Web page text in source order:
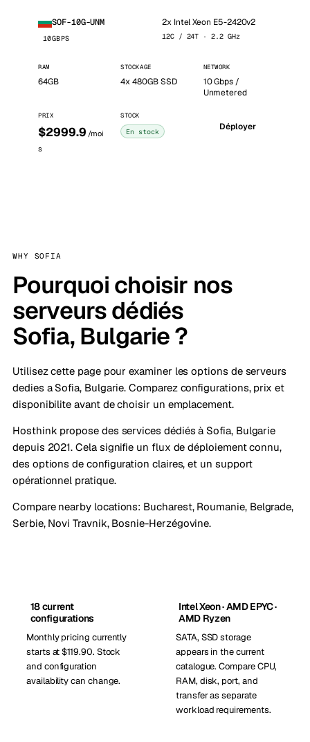
SOF-10G-UNM
10GBPS
2x Intel Xeon E5-2420v2
12C / 24T · 2.2 GHz
RAM
64GB
STOCKAGE
4x 480GB SSD
NETWORK
10 Gbps /
Unmetered
PRIX
$2999.9 /moi
s
STOCK
En stock Déployer
WHY SOFIA
Pourquoi choisir nos
serveurs dédiés
Sofia, Bulgarie ?
Utilisez cette page pour examiner les options de serveurs
dedies a Sofia, Bulgarie. Comparez configurations, prix et
disponibilite avant de choisir un emplacement.
Hosthink propose des services dédiés à Sofia, Bulgarie
depuis 2021. Cela signifie un flux de déploiement connu,
des options de configuration claires, et un support
opérationnel pratique.
Compare nearby locations: Bucharest, Roumanie, Belgrade,
Serbie, Novi Travnik, Bosnie-Herzégovine.
18 current
configurations
Monthly pricing currently
starts at $119.90. Stock
and configuration
availability can change.
Intel Xeon · AMD EPYC ·
AMD Ryzen
SATA, SSD storage
appears in the current
catalogue. Compare CPU,
RAM, disk, port, and
transfer as separate
workload requirements.